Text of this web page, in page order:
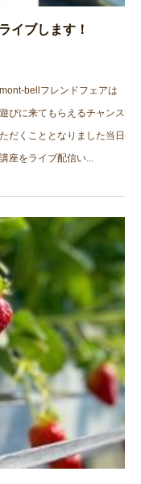
イブします！
bellフレンドフェアは
びに来てもらえるチャンス
だくこととなりました当日
座をライブ配信い...